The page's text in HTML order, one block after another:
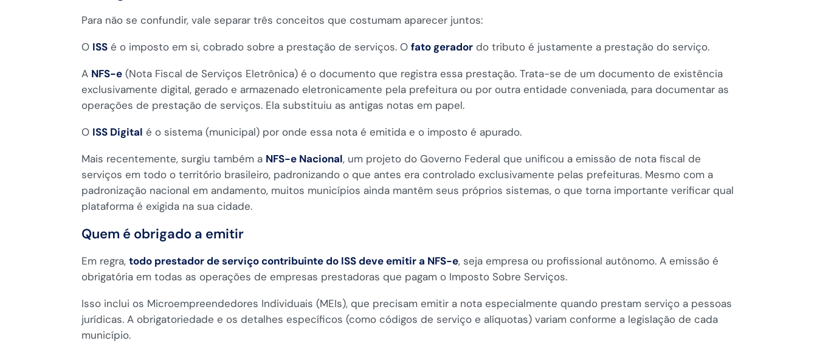
Para não se confundir, vale separar três conceitos que costumam aparecer juntos:
O ISS é o imposto em si, cobrado sobre a prestação de serviços. O fato gerador do tributo é justamente a prestação do serviço.
A NFS-e (Nota Fiscal de Serviços Eletrônica) é o documento que registra essa prestação. Trata-se de um documento de existência
exclusivamente digital, gerado e armazenado eletronicamente pela prefeitura ou por outra entidade conveniada, para documentar as
operações de prestação de serviços. Ela substituiu as antigas notas em papel.
O ISS Digital é o sistema (municipal) por onde essa nota é emitida e o imposto é apurado.
Mais recentemente, surgiu também a NFS-e Nacional, um projeto do Governo Federal que unificou a emissão de nota fiscal de
serviços em todo o território brasileiro, padronizando o que antes era controlado exclusivamente pelas prefeituras. Mesmo com a
padronização nacional em andamento, muitos municípios ainda mantêm seus próprios sistemas, o que torna importante verificar qual
plataforma é exigida na sua cidade.
Quem é obrigado a emitir
Em regra, todo prestador de serviço contribuinte do ISS deve emitir a NFS-e, seja empresa ou profissional autônomo. A emissão é
obrigatória em todas as operações de empresas prestadoras que pagam o Imposto Sobre Serviços.
Isso inclui os Microempreendedores Individuais (MEIs), que precisam emitir a nota especialmente quando prestam serviço a pessoas
jurídicas. A obrigatoriedade e os detalhes específicos (como códigos de serviço e alíquotas) variam conforme a legislação de cada
município.